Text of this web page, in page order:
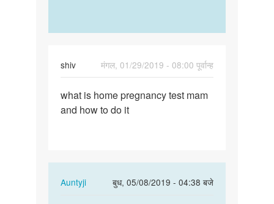
shiv
मंगल, 01/29/2019 - 08:00 पूर्वान्ह
what
is
what is home pregnancy test mam
and how to do it
Auntyji
बुध, 05/08/2019 - 04:38 बजे
In